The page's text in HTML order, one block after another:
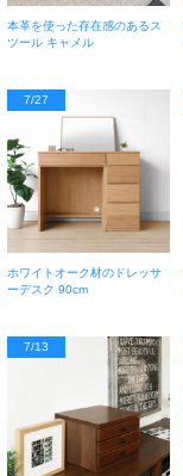
本革を使った存在感のあるス
ツール キャメル
7/27
ホワイトオーク材のドレッサ
ーデスク 90cm
7/13